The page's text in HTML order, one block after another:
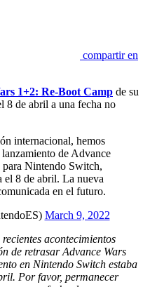
compartir en
1+2: Re-Boot Camp de su
8 de abril a una fecha no
internacional, hemos
de Advance
Nintendo Switch,
el 8 de abril. La nueva
en el futuro.
March 9, 2022
acontecimientos
de retrasar Advance Wars
en Nintendo Switch estaba
Por favor, permanecer